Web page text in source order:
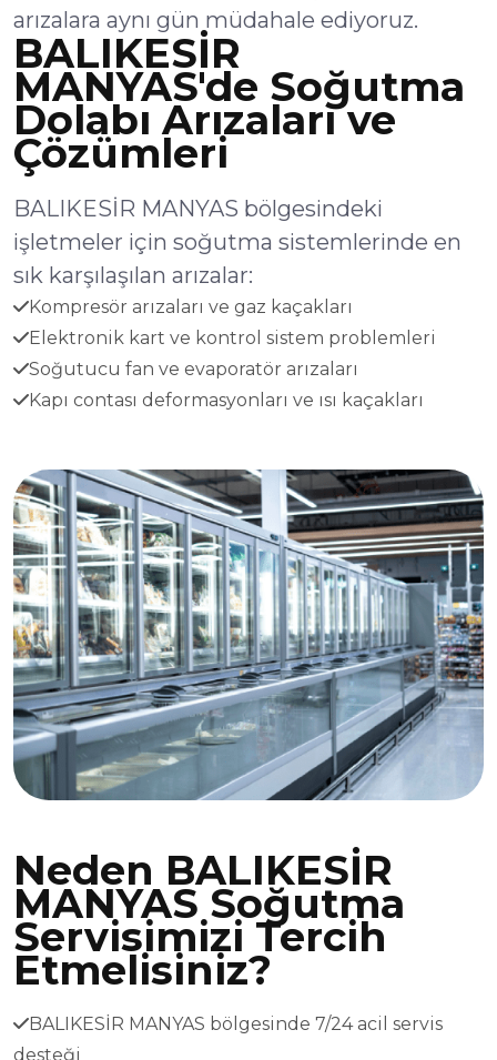
arızalara aynı gün müdahale ediyoruz.
BALIKESİR
MANYAS'de Soğutma
Dolabı Arızaları ve
Çözümleri
BALIKESİR MANYAS bölgesindeki
işletmeler için soğutma sistemlerinde en
sık karşılaşılan arızalar:
Kompresör arızaları ve gaz kaçakları
Elektronik kart ve kontrol sistem problemleri
Soğutucu fan ve evaporatör arızaları
Kapı contası deformasyonları ve ısı kaçakları
Neden BALIKESİR
MANYAS Soğutma
Servisimizi Tercih
Etmelisiniz?
BALIKESİR MANYAS bölgesinde 7/24 acil servis
desteği